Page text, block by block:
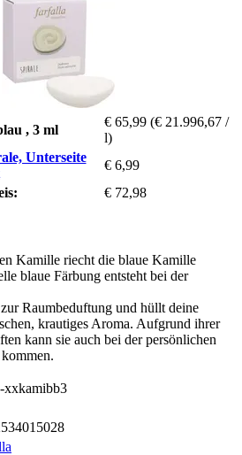
, 3 ml
€ 65,99 (€ 21.996,67 /
l)
Unterseite
€ 6,99
€ 72,98
Kamille riecht die blaue Kamille
blaue Färbung entsteht bei der
Raumbeduftung und hüllt deine
krautiges Aroma. Aufgrund ihrer
kann sie auch bei der persönlichen
xxkamibb3